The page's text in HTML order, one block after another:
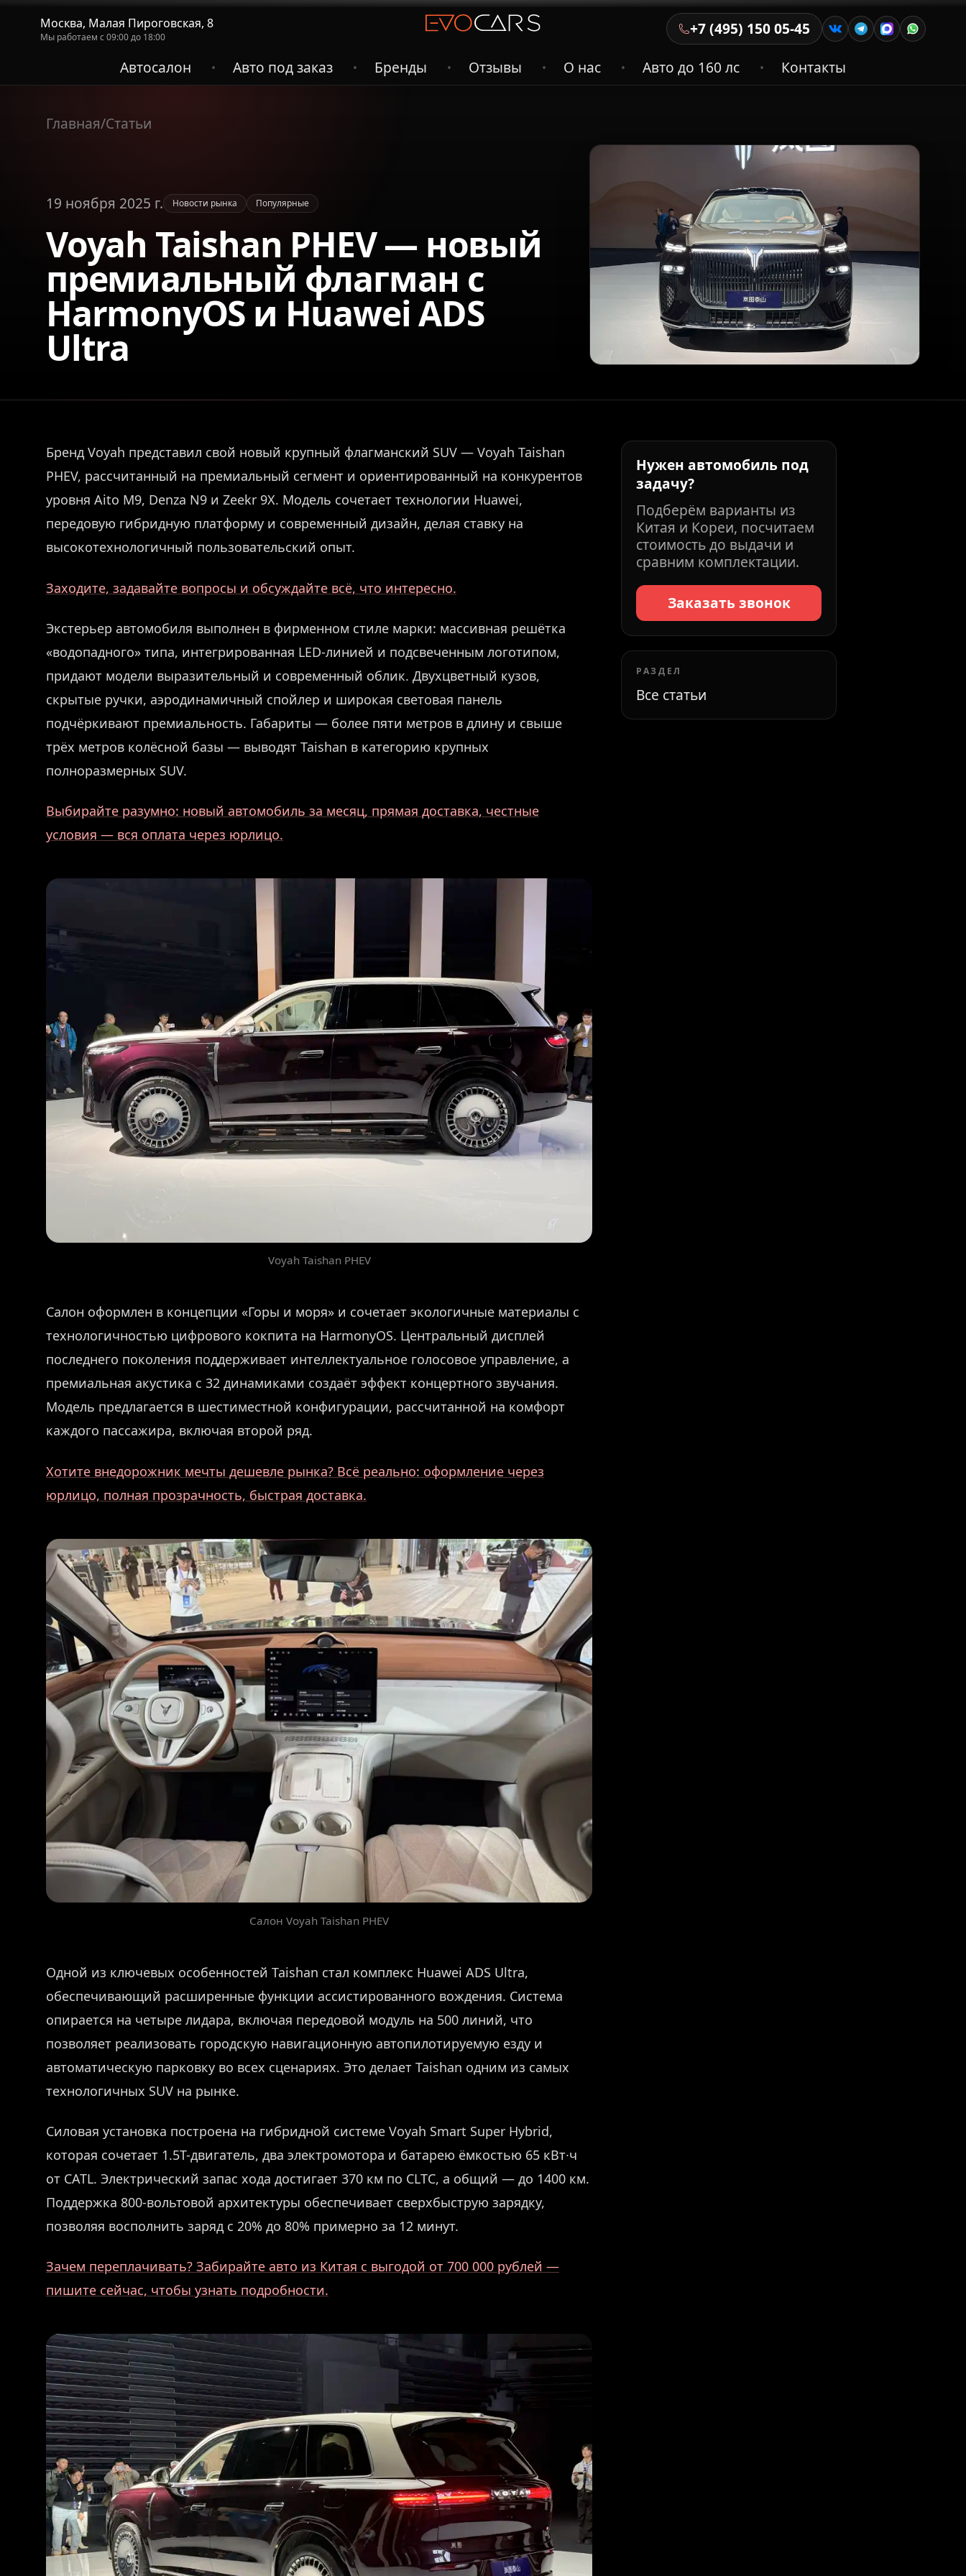
Москва, Малая Пироговская, 8
Мы работаем с 09:00 до 18:00
+7 (495) 150 05-45
Автосалон
• Авто под заказ • Бренды • Отзывы • О нас • Авто до 160 лс • Контакты
Главная/Статьи
19 ноября 2025 г. Новости рынка Популярные
Voyah Taishan PHEV — новый
премиальный флагман с
HarmonyOS и Huawei ADS
Ultra
Бренд Voyah представил свой новый крупный флагманский SUV — Voyah Taishan
PHEV, рассчитанный на премиальный сегмент и ориентированный на конкурентов
уровня Aito M9, Denza N9 и Zeekr 9X. Модель сочетает технологии Huawei,
передовую гибридную платформу и современный дизайн, делая ставку на
высокотехнологичный пользовательский опыт.
Заходите, задавайте вопросы и обсуждайте всё, что интересно.
Экстерьер автомобиля выполнен в фирменном стиле марки: массивная решётка
«водопадного» типа, интегрированная LED-линией и подсвеченным логотипом,
придают модели выразительный и современный облик. Двухцветный кузов,
скрытые ручки, аэродинамичный спойлер и широкая световая панель
подчёркивают премиальность. Габариты — более пяти метров в длину и свыше
трёх метров колёсной базы — выводят Taishan в категорию крупных
полноразмерных SUV.
Выбирайте разумно: новый автомобиль за месяц, прямая доставка, честные
условия — вся оплата через юрлицо.
Voyah Taishan PHEV
Салон оформлен в концепции «Горы и моря» и сочетает экологичные материалы с
технологичностью цифрового кокпита на HarmonyOS. Центральный дисплей
последнего поколения поддерживает интеллектуальное голосовое управление, а
премиальная акустика с 32 динамиками создаёт эффект концертного звучания.
Модель предлагается в шестиместной конфигурации, рассчитанной на комфорт
каждого пассажира, включая второй ряд.
Хотите внедорожник мечты дешевле рынка? Всё реально: оформление через
юрлицо, полная прозрачность, быстрая доставка.
Салон Voyah Taishan PHEV
Одной из ключевых особенностей Taishan стал комплекс Huawei ADS Ultra,
обеспечивающий расширенные функции ассистированного вождения. Система
опирается на четыре лидара, включая передовой модуль на 500 линий, что
позволяет реализовать городскую навигационную автопилотируемую езду и
автоматическую парковку во всех сценариях. Это делает Taishan одним из самых
технологичных SUV на рынке.
Силовая установка построена на гибридной системе Voyah Smart Super Hybrid,
которая сочетает 1.5T-двигатель, два электромотора и батарею ёмкостью 65 кВт∙ч
от CATL. Электрический запас хода достигает 370 км по CLTC, а общий — до 1400 км.
Поддержка 800-вольтовой архитектуры обеспечивает сверхбыструю зарядку,
позволяя восполнить заряд с 20% до 80% примерно за 12 минут.
Зачем переплачивать? Забирайте авто из Китая с выгодой от 700 000 рублей —
пишите сейчас, чтобы узнать подробности.
Нужен автомобиль под
задачу?
Подберём варианты из
Китая и Кореи, посчитаем
стоимость до выдачи и
сравним комплектации.
Заказать звонок
РАЗДЕЛ
Все статьи